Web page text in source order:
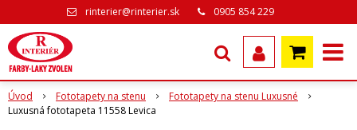
rinterier@rinterier.sk 0905 854 229
Úvod Fototapety na stenu
Fototapety na stenu Luxusné
Luxusná fototapeta 11558 Levica